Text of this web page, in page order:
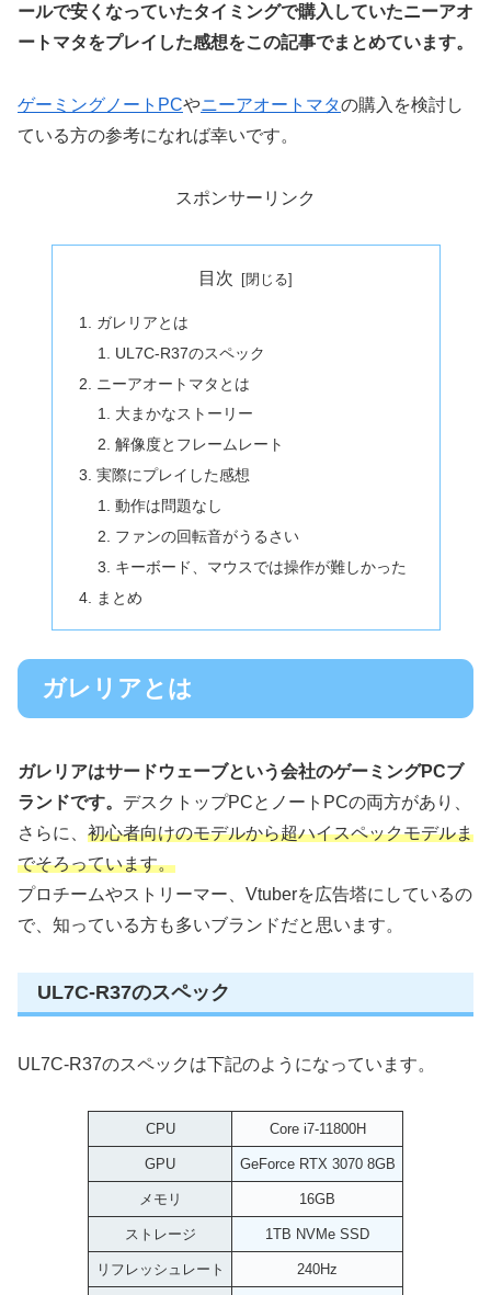
ールで安くなっていたタイミングで購入していたニーアオ
ートマタをプレイした感想をこの記事でまとめています。
ゲーミングノートPCやニーアオートマタの購入を検討し
ている方の参考になれば幸いです。
スポンサーリンク
目次
ガレリアとは
UL7C-R37のスペック
ニーアオートマタとは
大まかなストーリー
解像度とフレームレート
実際にプレイした感想
動作は問題なし
ファンの回転音がうるさい
キーボード、マウスでは操作が難しかった
まとめ
ガレリアとは
ガレリアはサードウェーブという会社のゲーミングPCブ
ランドです。 デスクトップPCとノートPCの両方があり、
さらに、 初心者向けのモデルから超ハイスペックモデルま
でそろっています。
プロチームやストリーマー、Vtuberを広告塔にしているの
で、知っている方も多いブランドだと思います。
UL7C-R37のスペック
UL7C-R37のスペックは下記のようになっています。
CPU Core i7-11800H
GPU GeForce RTX 3070 8GB
メモリ 16GB
ストレージ 1TB NVMe SSD
リフレッシュレート 240Hz